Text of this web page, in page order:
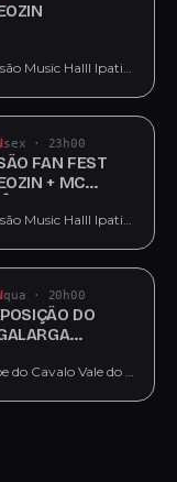
Mansão Music Halll Ipatinga
sex · 23h00
FAN FEST
+ MC
Mansão Music Halll Ipatinga
qua · 20h00
DO
Clube do Cavalo Vale do Aço